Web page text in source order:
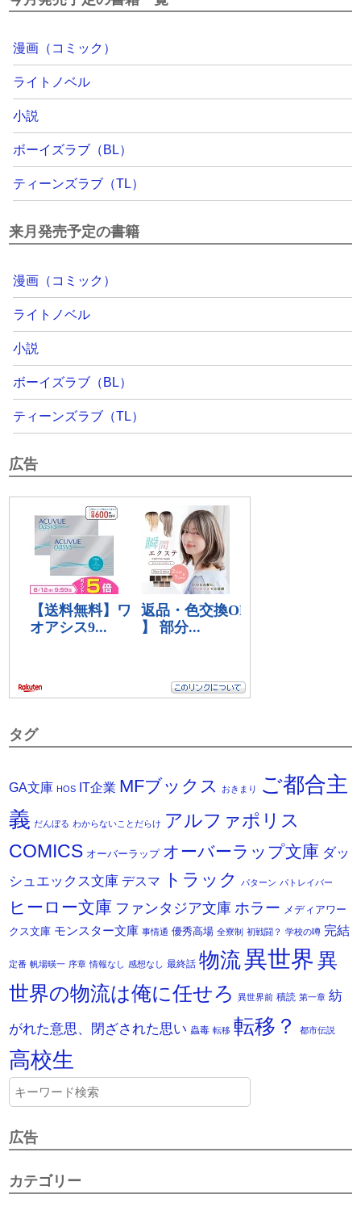
漫画（コミック）
ライトノベル
小説
ボーイズラブ（BL）
ティーンズラブ（TL）
来月発売予定の書籍
漫画（コミック）
ライトノベル
小説
ボーイズラブ（BL）
ティーンズラブ（TL）
広告
タグ
GA文庫 HOS IT企業 MFブックス おきまり
ご都合主
義 だんぼる わからないことだらけ アルファポリス
COMICS オーバーラップ オーバーラップ文庫 ダッ
シュエックス文庫 デスマ トラック パターン パトレイバー
ヒーロー文庫 ファンタジア文庫 ホラー メディアワー
クス文庫 モンスター文庫 事情通 優秀高場 全寮制 初戦闘？ 学校の噂 完結
定番 帆場暎一 序章 情報なし 感想なし 最終話 物流異世界異
世界の物流は俺に任せろ
異世界前 積読 第一章 紡
がれた意思、閉ざされた思い 蟲毒 転移 転移？ 都市伝説
高校生
広告
カテゴリー